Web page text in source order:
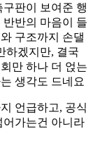
판이 보여준 행
반의 마음이 들
구조까지 손댈
하겠지만, 결국
만 하나 더 얹는
생각도 드네요
언급하고, 공식
어가는건 아니라